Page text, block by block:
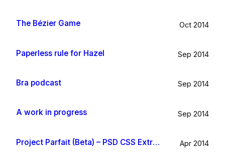
The Bézier Game Oct 2014
Paperless rule for Hazel Sep 2014
Bra podcast Sep 2014
A work in progress Sep 2014
Project Parfait (Beta) – PSD CSS Extraction Apr 2014